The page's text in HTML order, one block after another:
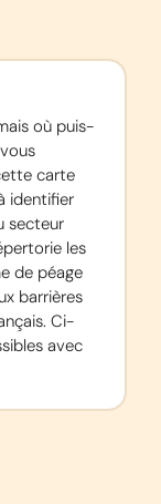
où puis-
carte
identifier
secteur
les
de péage
barrières
Ci-
avec